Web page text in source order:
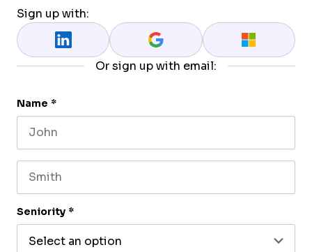
Sign up with:
Or sign up with email:
Name *
Seniority *